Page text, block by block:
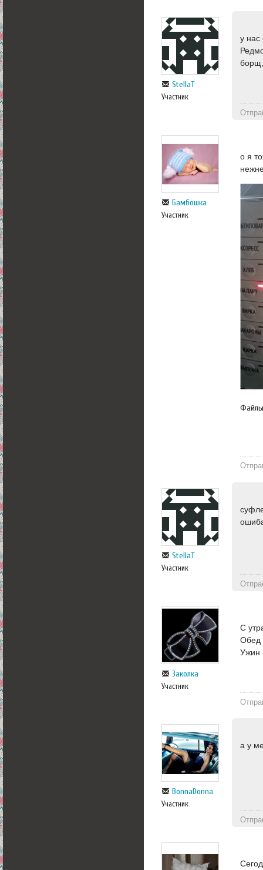
StellaT
Участник
у нас
Бамбошка
Участник
о я
StellaT
Участник
Заколка
Участник
С
Обед
Ужин
BonnaDonna
Участник
а у